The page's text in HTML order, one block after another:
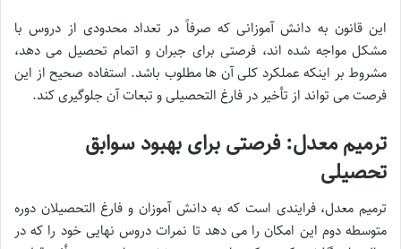
این قانون به دانش آموزانی که صرفاً در تعداد محدودی از دروس با
مشکل مواجه شده اند، فرصتی برای جبران و اتمام تحصیل می دهد،
مشروط بر اینکه عملکرد کلی آن ها مطلوب باشد. استفاده صحیح از این
فرصت می تواند از تأخیر در فارغ التحصیلی و تبعات آن جلوگیری کند.
ترمیم معدل: فرصتی برای بهبود سوابق
تحصیلی
ترمیم معدل، فرایندی است که به دانش آموزان و فارغ التحصیلان دوره
متوسطه دوم این امکان را می دهد تا نمرات دروس نهایی خود را که در